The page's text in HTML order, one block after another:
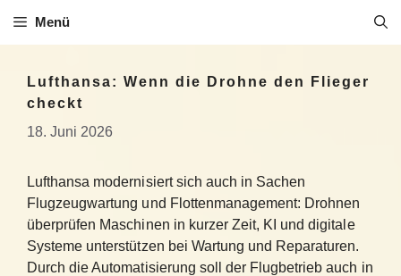
Inhalt
Menü
Lufthansa: Wenn die Drohne den Flieger
checkt
18. Juni 2026
Lufthansa modernisiert sich auch in Sachen
Flugzeugwartung und Flottenmanagement: Drohnen
überprüfen Maschinen in kurzer Zeit, KI und digitale
Systeme unterstützen bei Wartung und Reparaturen.
Durch die Automatisierung soll der Flugbetrieb auch in